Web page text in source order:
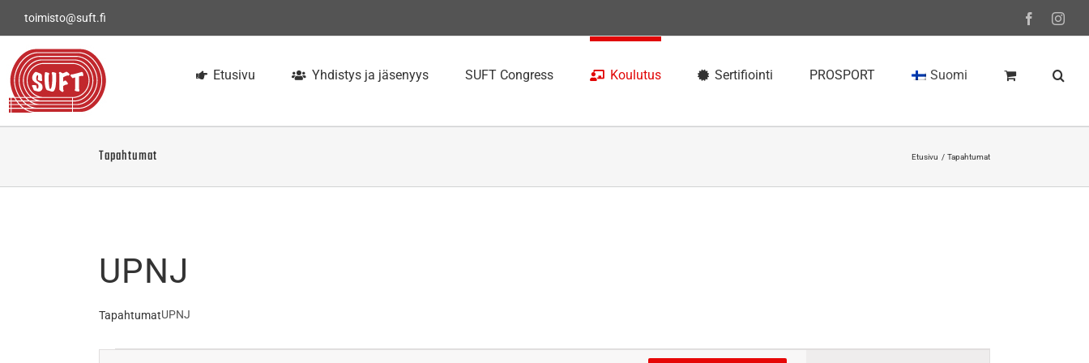
toimisto@suft.fi Facebook
Etusivu Yhdistys ja jäsenyys SUFT Congress Koulutus Sertifiointi PROSPORT Suomi
Tapahtumat Etusivu Tapahtumat
UPNJ
TapahtumatUPNJ